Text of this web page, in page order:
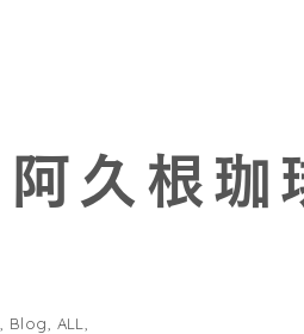
阿久根珈
Blog ALL